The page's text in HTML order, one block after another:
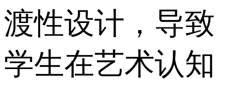
渡性设计，导致
学生在艺术认知